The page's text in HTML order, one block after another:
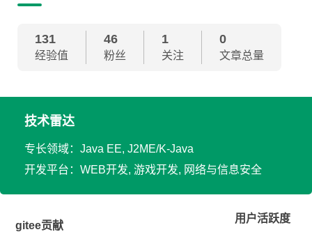
131
经验值
46
粉丝
1
关注
0
文章总量
技术雷达
专长领域：Java EE, J2ME/K-Java
开发平台：WEB开发, 游戏开发, 网络与信息安全
gitee贡献
用户活跃度